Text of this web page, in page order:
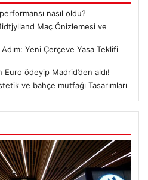
nasıl oldu?
Maç Önizlemesi ve
Yeni Çerçeve Yasa Teklifi
ödeyip Madrid’den aldı!
ve bahçe mutfağı Tasarımları